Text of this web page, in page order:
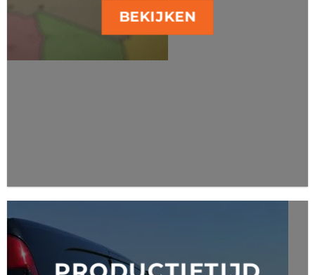
BEKIJKEN